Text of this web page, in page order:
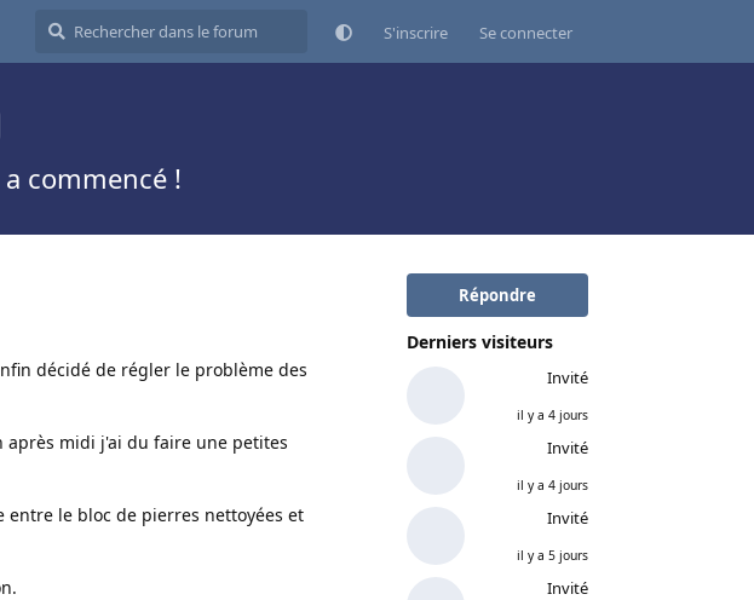
S'inscrire Se connecter
commencé !
Répondre
Derniers visiteurs
Invité
il y a 4 jours
Invité
il y a 4 jours
Invité
il y a 5 jours
Invité
décidé de régler le problème des
après midi j'ai du faire une petites
le bloc de pierres nettoyées et